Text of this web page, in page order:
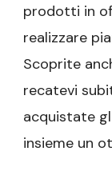
prodotti in
realizzare
Scoprite
recatevi
acquistate
insieme un